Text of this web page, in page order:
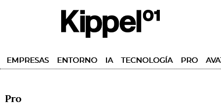
EMPRESAS ENTORNO IA TECNOLOGÍA PRO
Pro